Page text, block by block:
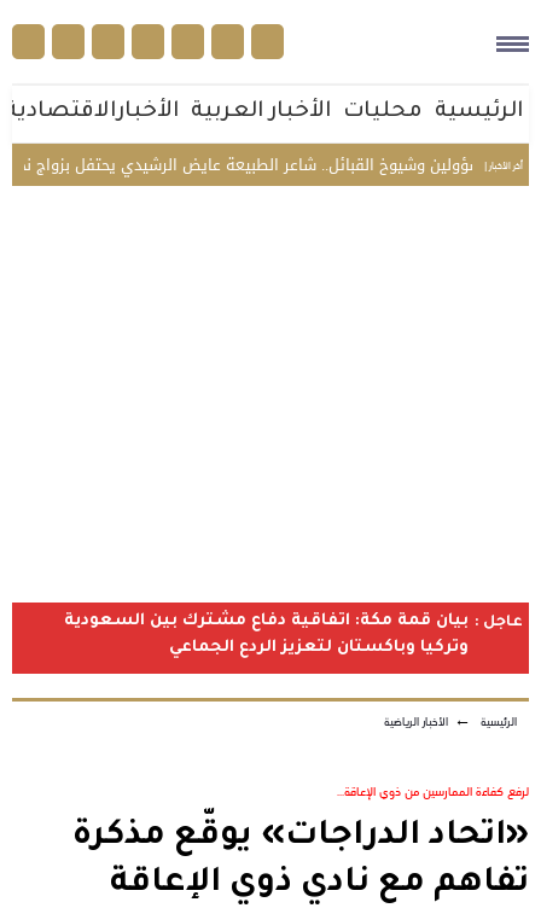
الرئيسية محليات الأخبار العربية الأخبارالاقتصادية
أخر الأخبار | وشيوخ القبائل.. شاعر الطبيعة عايض الرشيدي يحتفل بزواج نجله
عاجل : بيان قمة مكة: اتفاقية دفاع مشترك بين السعودية
وتركيا وباكستان لتعزيز الردع الجماعي
الرئيسية ← الأخبار الرياضية
لرفع كفاءة الممارسين من ذوي الإعاقة...
«اتحاد الدراجات» يوقّع مذكرة
تفاهم مع نادي ذوي الإعاقة